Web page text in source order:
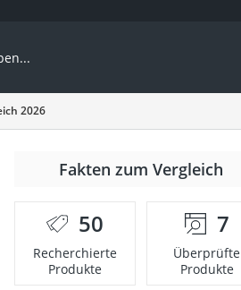
2026
Fakten zum Vergleich
50
Recherchierte
Produkte
7
Überprüfte
Produkte